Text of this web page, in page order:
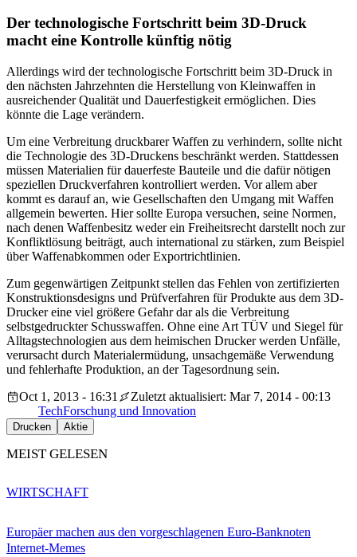
Der technologische Fortschritt beim 3D-Druck
macht eine Kontrolle künftig nötig
Allerdings wird der technologische Fortschritt beim 3D-Druck in
den nächsten Jahrzehnten die Herstellung von Kleinwaffen in
ausreichender Qualität und Dauerfestigkeit ermöglichen. Dies
könnte die Lage verändern.
Um eine Verbreitung druckbarer Waffen zu verhindern, sollte nicht
die Technologie des 3D-Druckens beschränkt werden. Stattdessen
müssen Materialien für dauerfeste Bauteile und die dafür nötigen
speziellen Druckverfahren kontrolliert werden. Vor allem aber
kommt es darauf an, wie Gesellschaften den Umgang mit Waffen
allgemein bewerten. Hier sollte Europa versuchen, seine Normen,
nach denen Waffenbesitz weder ein Freiheitsrecht darstellt noch zur
Konfliktlösung beiträgt, auch international zu stärken, zum Beispiel
über Waffenabkommen oder Exportrichtlinien.
Zum gegenwärtigen Zeitpunkt stellen das Fehlen von zertifizierten
Konstruktionsdesigns und Prüfverfahren für Produkte aus dem 3D-
Drucker eine viel größere Gefahr dar als die Verbreitung
selbstgedruckter Schusswaffen. Ohne eine Art TÜV und Siegel für
Alltagstechnologien aus dem heimischen Drucker werden Unfälle,
verursacht durch Materialermüdung, unsachgemäße Verwendung
und fehlerhafte Produktion, an der Tagesordnung sein.
Oct 1, 2013 - 16:31
Zuletzt aktualisiert: Mar 7, 2014 - 00:13
TechForschung und Innovation
Drucken Aktie
MEIST GELESEN
Europäer machen aus den vorgeschlagenen Euro-Banknoten
Internet-Memes
WIRTSCHAFT